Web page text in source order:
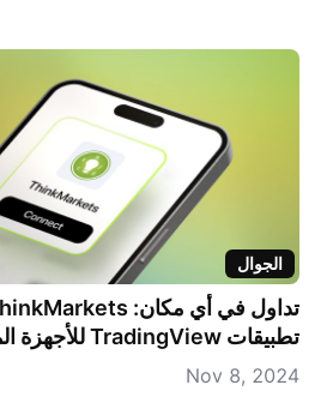
التداول والوسطاء
البورصات - تدفق البيانات
Pine Script®
تحديثات الأعمال
لغة العربية
العودة إلى TradingView
انتقل إلى الصفحة الرئيسية للمدونة
الجوال
تطبيقات TradingView للأجهزة المحمولة
Nov 8, 2024